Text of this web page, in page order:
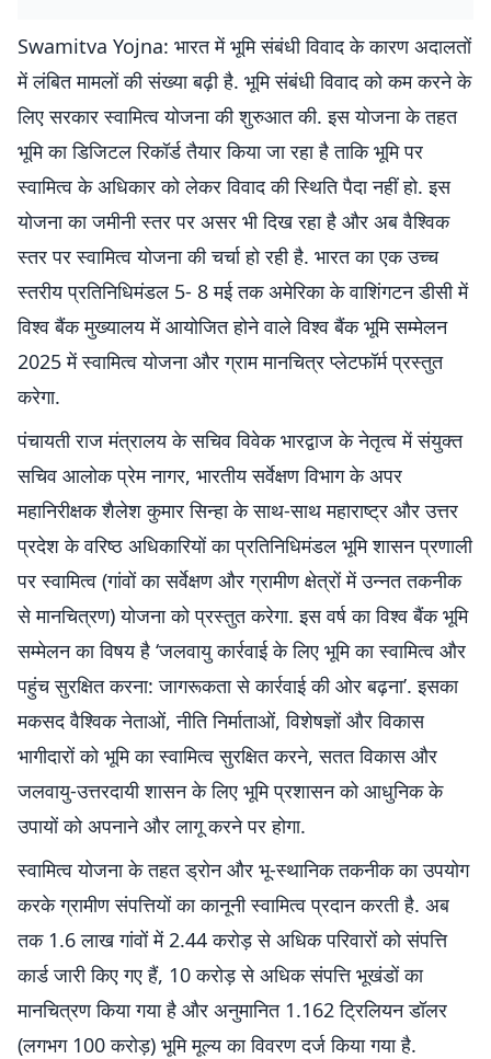
Swamitva Yojna: भारत में भूमि संबंधी विवाद के कारण अदालतों
में लंबित मामलों की संख्या बढ़ी है. भूमि संबंधी विवाद को कम करने के
लिए सरकार स्वामित्व योजना की शुरुआत की. इस योजना के तहत
भूमि का डिजिटल रिकॉर्ड तैयार किया जा रहा है ताकि भूमि पर
स्वामित्व के अधिकार को लेकर विवाद की स्थिति पैदा नहीं हो. इस
योजना का जमीनी स्तर पर असर भी दिख रहा है और अब वैश्विक
स्तर पर स्वामित्व योजना की चर्चा हो रही है. भारत का एक उच्च
स्तरीय प्रतिनिधिमंडल 5- 8 मई तक अमेरिका के वाशिंगटन डीसी में
विश्व बैंक मुख्यालय में आयोजित होने वाले विश्व बैंक भूमि सम्मेलन
2025 में स्वामित्व योजना और ग्राम मानचित्र प्‍लेटफॉर्म प्रस्तुत
करेगा.
पंचायती राज मंत्रालय के सचिव विवेक भारद्वाज के नेतृत्व में संयुक्त
सचिव आलोक प्रेम नागर, भारतीय सर्वेक्षण विभाग के अपर
महानिरीक्षक शैलेश कुमार सिन्हा के साथ-साथ महाराष्ट्र और उत्तर
प्रदेश के वरिष्ठ अधिकारियों का प्रतिनिधिमंडल भूमि शासन प्रणाली
पर स्वामित्व (गांवों का सर्वेक्षण और ग्रामीण क्षेत्रों में उन्नत तकनीक
से मानचित्रण) योजना को प्रस्तुत करेगा. इस वर्ष का विश्व बैंक भूमि
सम्मेलन का विषय है ‘जलवायु कार्रवाई के लिए भूमि का स्वामित्व और
पहुंच सुरक्षित करना: जागरूकता से कार्रवाई की ओर बढ़ना’. इसका
मकसद वैश्विक नेताओं, नीति निर्माताओं, विशेषज्ञों और विकास
भागीदारों को भूमि का स्वामित्व सुरक्षित करने, सतत विकास और
जलवायु-उत्तरदायी शासन के लिए भूमि प्रशासन को आधुनिक के
उपायों को अपनाने और लागू करने पर होगा.
स्वामित्व योजना के तहत ड्रोन और भू-स्थानिक तकनीक का उपयोग
करके ग्रामीण संपत्तियों का कानूनी स्वामित्व प्रदान करती है. अब
तक 1.6 लाख गांवों में 2.44 करोड़ से अधिक परिवारों को संपत्ति
कार्ड जारी किए गए हैं, 10 करोड़ से अधिक संपत्ति भूखंडों का
मानचित्रण किया गया है और अनुमानित 1.162 ट्रिलियन डॉलर
(लगभग 100 करोड़) भूमि मूल्य का विवरण दर्ज किया गया है.